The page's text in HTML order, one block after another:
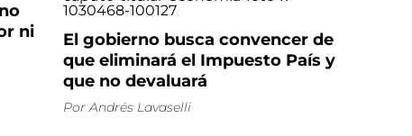
ni
El gobierno busca convencer de
que eliminará el Impuesto País y
que no devaluará
Por Andrés Lavaselli